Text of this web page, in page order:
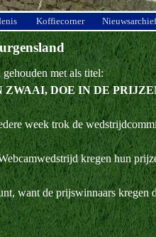
Menu overslaan
Koffiecorner Nieuwsarchief
met als titel:
DOE IN DE
week trok de
kregen hun
want de prijswinnaars